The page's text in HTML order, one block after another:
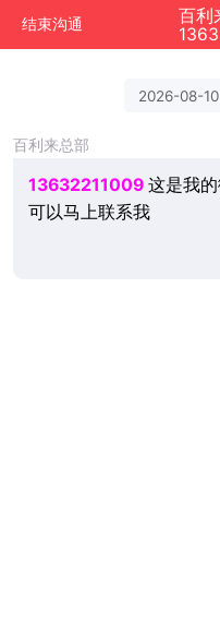
结束沟通
百利
2026-08-
百利来总部
13632211009 这是我的
可以马上联系我